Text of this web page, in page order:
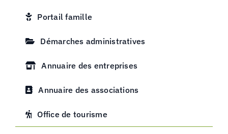
Portail famille
Démarches administratives
Annuaire des entreprises
Annuaire des associations
Office de tourisme